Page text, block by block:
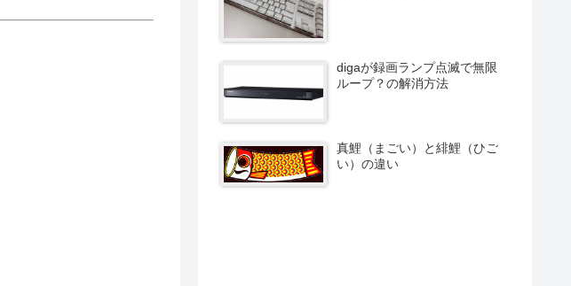
digaが録画ランプ点滅で無限
ループ？の解消方法
真鯉（まごい）と緋鯉（ひご
い）の違い